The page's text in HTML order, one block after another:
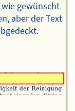
gewünscht
aber der Text